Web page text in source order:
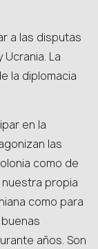
a las disputas
La
la diplomacia
en la
las
como de
nuestra propia
como para
años. Son